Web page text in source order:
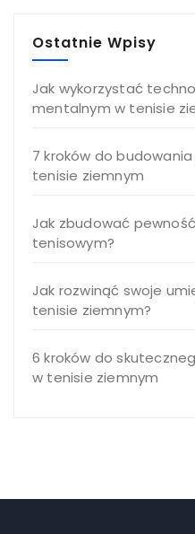
Ostatnie Wpisy
Jak wykorzystać
mentalnym w tenisie
7 kroków do
tenisie ziemnym
Jak zbudować
tenisowym?
Jak rozwinąć swoje
tenisie ziemnym?
6 kroków do
w tenisie ziemnym